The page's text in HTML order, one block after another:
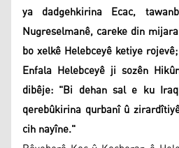
ya dadgehkirina Ecac,
Nugreselmanê, careke din
bo xelkê Helebceyê ketiye
Enfala Helebceyê ji sozên
dibêje: "Bi dehan sal e ku
qerebûkirina qurbanî û
cih nayîne."